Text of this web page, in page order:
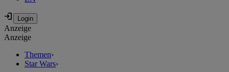
Anzeige
Anzeige
Themen›
Star Wars›